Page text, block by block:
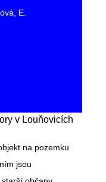
E.
v Louňovicích
na pozemku
jsou